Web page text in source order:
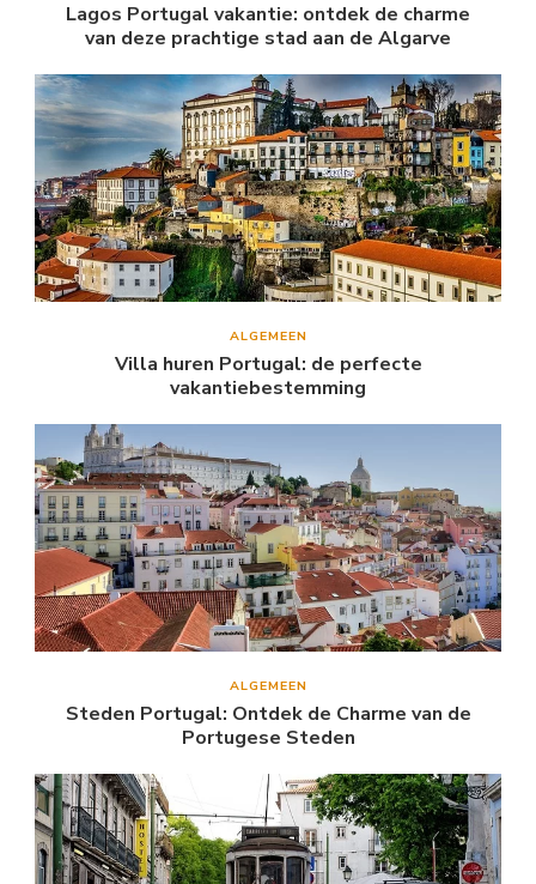
Lagos Portugal vakantie: ontdek de charme
van deze prachtige stad aan de Algarve
ALGEMEEN
Villa huren Portugal: de perfecte
vakantiebestemming
ALGEMEEN
Steden Portugal: Ontdek de Charme van de
Portugese Steden